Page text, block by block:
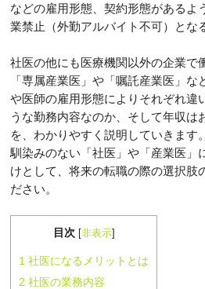
などの雇用形態、契約形態があるよ
業禁止（外勤アルバイト不可）とな
社医の他にも医療機関以外の企業で
「専属産業医」や「嘱託産業医」
や医師の雇用形態によりそれぞれ違
うな勤務内容なのか、そして年収は
を、わかりやすく説明していきます
馴染みのない「社医」や「産業医」
けとして、将来の転職の際の選択肢
ださい。
目次 [非表示]
1 社医になるメリットとは
2 社医の業務内容